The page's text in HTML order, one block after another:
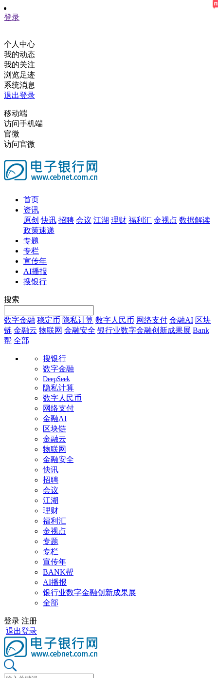
登录
个人中心
我的动态
我的关注
浏览足迹
系统消息
退出登录
移动端
访问手机端
官微
访问官微
首页
资讯
原创 快讯 招聘 会议 江湖 理财 福利汇 金视点 数据解读
政策速递
专题
专栏
宣传年
AI播报
搜银行
搜索
数字金融 稳定币 隐私计算 数字人民币 网络支付 金融AI 区块
链 金融云 物联网 金融安全 银行业数字金融创新成果展 Bank
帮 全部
搜银行
数字金融
DeepSeek
隐私计算
数字人民币
网络支付
金融AI
区块链
金融云
物联网
金融安全
快讯
招聘
会议
江湖
理财
福利汇
金视点
专题
专栏
宣传年
BANK帮
AI播报
银行业数字金融创新成果展
全部
登录 注册
退出登录